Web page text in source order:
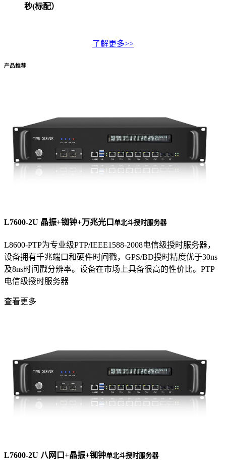
秒(标配）
了解更多>>
产品推荐
L7600-2U 晶振+铷钟+万兆光口 单北斗授时服务器
L8600-PTP为专业级PTP/IEEE1588-2008电信级授时服务器，
设备拥有千兆端口和硬件时间戳，GPS/BD授时精度优于30ns
及8ns时间戳分辨率。设备在市场上具备很高的性价比。PTP
电信级授时服务器
查看更多
L7600-2U 八网口+晶振+铷钟单北斗授时服务器